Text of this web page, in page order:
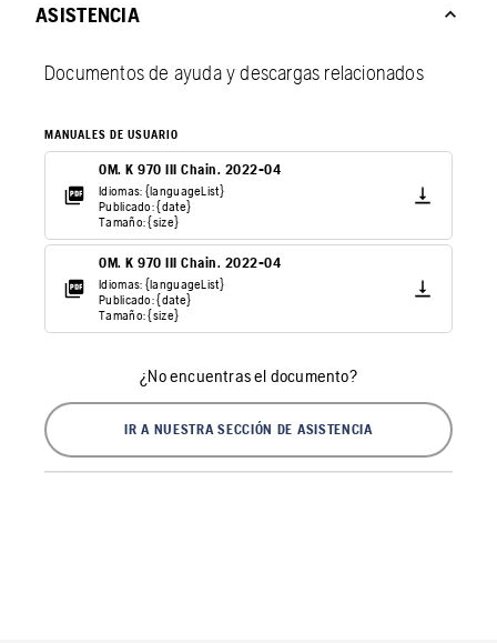
ASISTENCIA
Documentos de ayuda y descargas relacionados
MANUALES DE USUARIO
OM. K 970 III Chain. 2022-04
Idiomas: {languageList}
Publicado: {date}
Tamaño: {size}
OM. K 970 III Chain. 2022-04
Idiomas: {languageList}
Publicado: {date}
Tamaño: {size}
¿No encuentras el documento?
IR A NUESTRA SECCIÓN DE ASISTENCIA